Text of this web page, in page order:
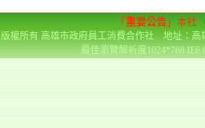
「 重要公告」本社
版權所有 高雄市政府員工消費合作社 地址：高
最佳瀏覽解析度1024*768